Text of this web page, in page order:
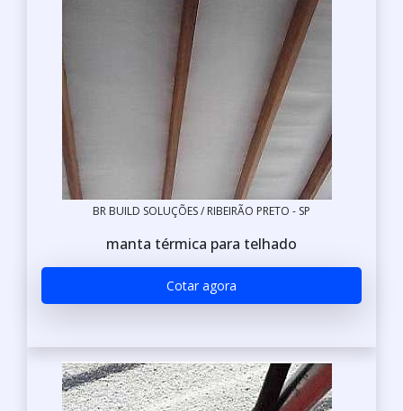
BR BUILD SOLUÇÕES / RIBEIRÃO PRETO - SP
manta térmica para telhado
Cotar agora